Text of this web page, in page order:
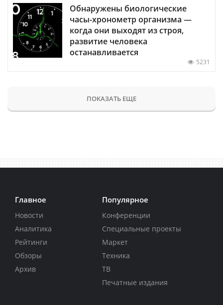
Обнаружены биологические
часы-хронометр организма —
когда они выходят из строя,
развитие человека
останавливается
5231
ПОКАЗАТЬ ЕЩЕ
Главное
Новости
Аналитика
Рейтинги
Обзоры
Архив
Популярное
Конференции
Специальные проекты
Маркет
Техника
ТВ
Печатные издания